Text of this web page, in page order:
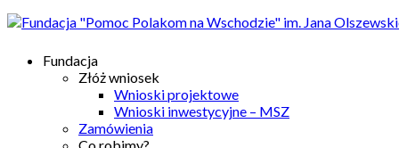
Fundacja
Złóż wniosek
Wnioski projektowe
Wnioski inwestycyjne – MSZ
Zamówienia